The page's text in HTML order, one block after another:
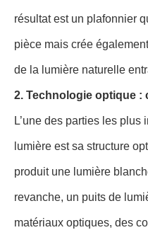
résultat est un plafonnier
pièce mais crée
de la lumière naturelle
2. Technologie optique :
L’une des parties les plus
lumière est sa structure
produit une lumière
revanche, un puits de
matériaux optiques, des